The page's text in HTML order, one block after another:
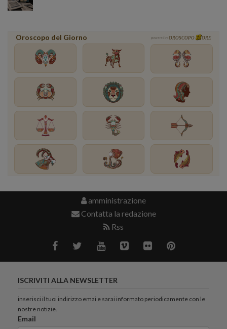
Oroscopo del Giorno powered by OROSCOPO ORE
amministrazione
Contatta la redazione
Rss
ISCRIVITI ALLA NEWSLETTER
inserisci il tuoi indirizzo emai e sarai informato periodicamente con le
nostre notizie.
Email